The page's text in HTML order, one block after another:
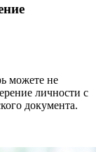
можете не
личности с
документа.